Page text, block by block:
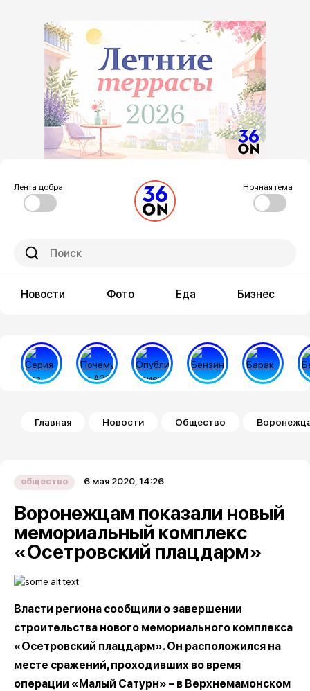
Лента добра Ночная тема
Новости Фото Еда Бизнес
Строка навигации
Главная Новости Общество
общество 6 мая 2020, 14:26
Воронежцам показали новый
мемориальный комплекс
«Осетровский плацдарм»
Власти региона сообщили о завершении
строительства нового мемориального комплекса
«Осетровский плацдарм». Он расположился на
месте сражений, проходивших во время
операции «Малый Сатурн» – в Верхнемамонском